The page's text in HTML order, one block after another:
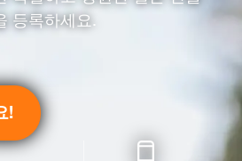
등록하세요.
!